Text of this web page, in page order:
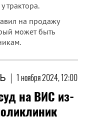
трактора.
на продажу
может быть
| 1 ноября 2024, 12:00
на ВИС из-